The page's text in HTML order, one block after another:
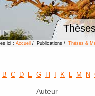
ici : Accueil / Publications / Thèses &
B C D E G H K L M N
Auteur